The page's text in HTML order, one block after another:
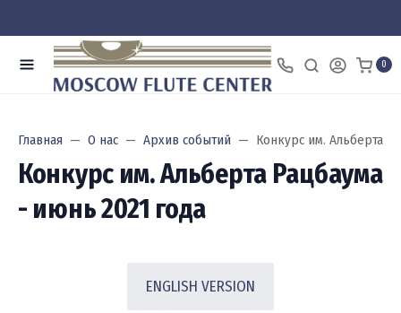
0
Главная О нас Архив событий Конкурс им. Альберта
Конкурс им. Альберта Рацбаума
- июнь 2021 года
ENGLISH VERSION